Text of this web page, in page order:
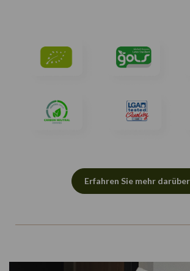
Erfahren Sie mehr darüber